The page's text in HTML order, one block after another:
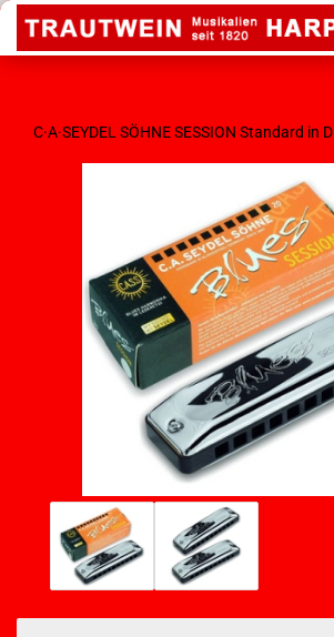
C·A·SEYDEL SÖHNE SESSION Standard in D